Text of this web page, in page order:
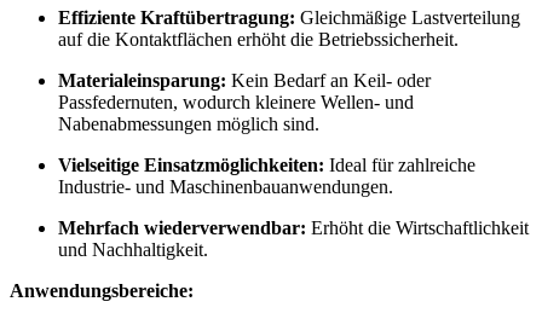
Effiziente Kraftübertragung: Gleichmäßige Lastverteilung
auf die Kontaktflächen erhöht die Betriebssicherheit.
Materialeinsparung: Kein Bedarf an Keil- oder
Passfedernuten, wodurch kleinere Wellen- und
Nabenabmessungen möglich sind.
Vielseitige Einsatzmöglichkeiten: Ideal für zahlreiche
Industrie- und Maschinenbauanwendungen.
Mehrfach wiederverwendbar: Erhöht die Wirtschaftlichkeit
und Nachhaltigkeit.
Anwendungsbereiche: